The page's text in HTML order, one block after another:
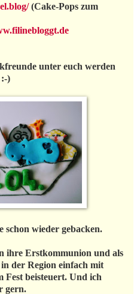
(Cake-Pops zum
unter euch werden
)
schon wieder gebacken.
ihre Erstkommunion und als
der Region einfach mit
Fest beisteuert. Und ich
gern.